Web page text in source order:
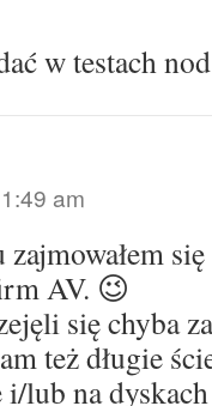
w testach
am
zajmowałem
AV. 😉
się chyba
też długie
lub na